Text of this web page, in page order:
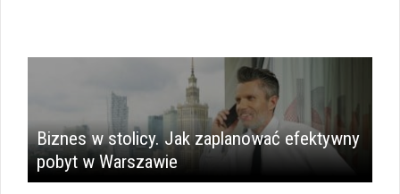
Biznes w stolicy. Jak zaplanować efektywny
pobyt w Warszawie